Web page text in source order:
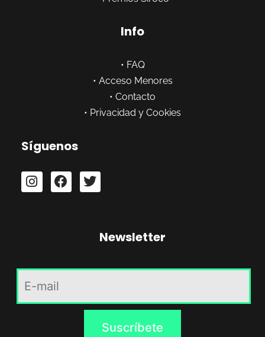
Info
• FAQ
• Acceso Menores
• Contacto
• Privacidad y Cookies
Síguenos
Newsletter